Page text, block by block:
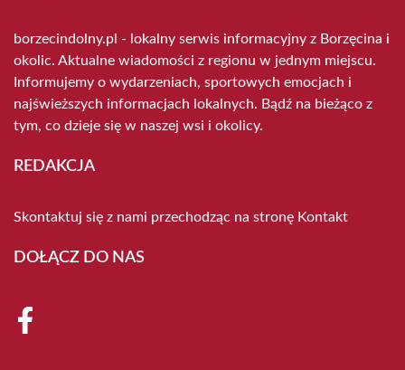
borzecindolny.pl - lokalny serwis informacyjny z Borzęcina i
okolic. Aktualne wiadomości z regionu w jednym miejscu.
Informujemy o wydarzeniach, sportowych emocjach i
najświeższych informacjach lokalnych. Bądź na bieżąco z
tym, co dzieje się w naszej wsi i okolicy.
REDAKCJA
Skontaktuj się z nami przechodząc na stronę Kontakt
DOŁĄCZ DO NAS